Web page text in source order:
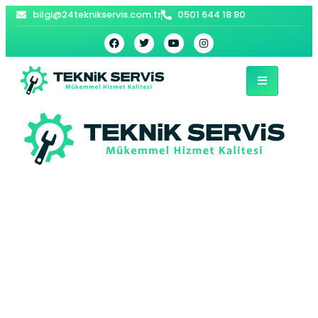
bilgi@24teknikservis.com.tr 0501 644 18 80